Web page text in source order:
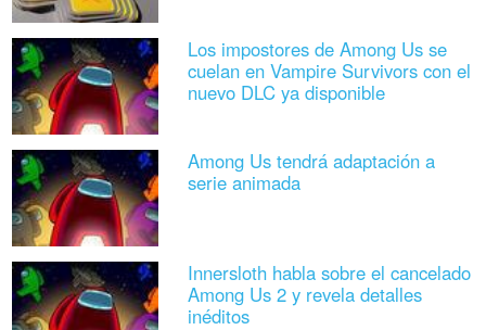
Los impostores de Among Us se
cuelan en Vampire Survivors con el
nuevo DLC ya disponible
Among Us tendrá adaptación a
serie animada
Innersloth habla sobre el cancelado
Among Us 2 y revela detalles
inéditos